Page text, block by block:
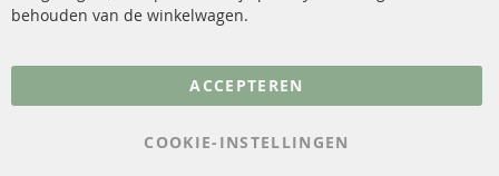
Gegevensbescherming
behouden van de winkelwagen.
ACCEPTEREN
COOKIE-INSTELLINGEN